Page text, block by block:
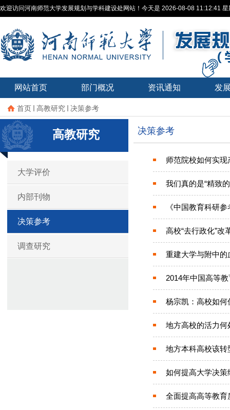
欢迎访问河南师范大学发展规划与学科建设处网站！今天是 2026-08-08 11:12:41 星
网站首页 部门概况 资讯通知 发
首页 高教研究 决策参考
高教研究
大学评价
内部刊物
决策参考
调查研究
决策参考
师范院校如何实
我们真的是“精致
《中国教育科研
高校“去行政化”改
重建大学与附中的
2014年中国高等
杨宗凯：高校如何
地方高校的活力何
地方本科高校该转
如何提高大学决策
全面提高高等教